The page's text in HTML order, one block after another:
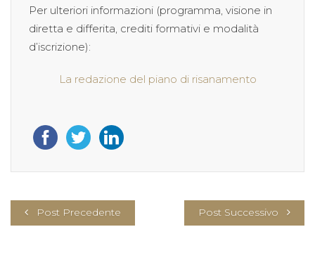
Per ulteriori informazioni (programma, visione in
diretta e differita, crediti formativi e modalità
d’iscrizione):
La redazione del piano di risanamento
Post Precedente Post Successivo